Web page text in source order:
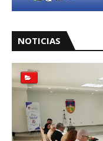
NOTICIAS